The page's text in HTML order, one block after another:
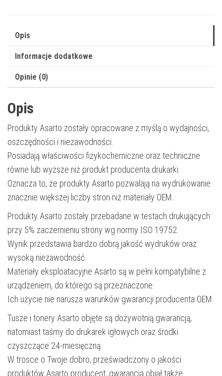
N9K07AE
360
str.
|
color
Opis
Informacje dodatkowe
Opinie (0)
Opis
Produkty Asarto zostały opracowane z myślą o wydajności,
oszczędności i niezawodności.
Posiadają właściwości fizykochemiczne oraz techniczne
równe lub wyższe niż produkt producenta drukarki.
Oznacza to, że produkty Asarto pozwalają na wydrukowanie
znacznie większej liczby stron niż materiały OEM.
Produkty Asarto zostały przebadane w testach drukujących
przy 5% zaczernieniu strony wg normy ISO 19752.
Wynik przedstawia bardzo dobrą jakość wydruków oraz
wysoką niezawodność.
Materiały eksploatacyjne Asarto są w pełni kompatybilne z
urządzeniem, do którego są przeznaczone.
Ich użycie nie narusza warunków gwarancji producenta OEM.
Tusze i tonery Asarto objęte są dożywotnią gwarancją,
natomiast taśmy do drukarek igłowych oraz środki
czyszczące 24-miesięczną.
W trosce o Twoje dobro, przeświadczony o jakości
produktów Asarto producent, gwarancją objął także